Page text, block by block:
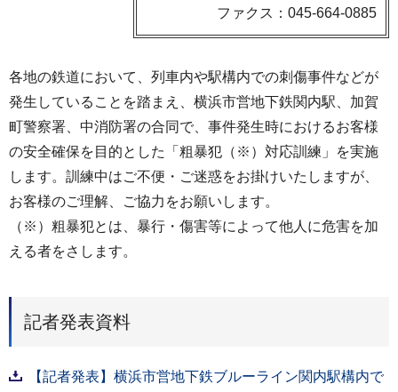
ファクス：045-664-0885
各地の鉄道において、列車内や駅構内での刺傷事件などが
発生していることを踏まえ、横浜市営地下鉄関内駅、加賀
町警察署、中消防署の合同で、事件発生時におけるお客様
の安全確保を目的とした「粗暴犯（※）対応訓練」を実施
します。訓練中はご不便・ご迷惑をお掛けいたしますが、
お客様のご理解、ご協力をお願いします。
（※）粗暴犯とは、暴行・傷害等によって他人に危害を加
える者をさします。
記者発表資料
【記者発表】横浜市営地下鉄ブルーライン関内駅構内で